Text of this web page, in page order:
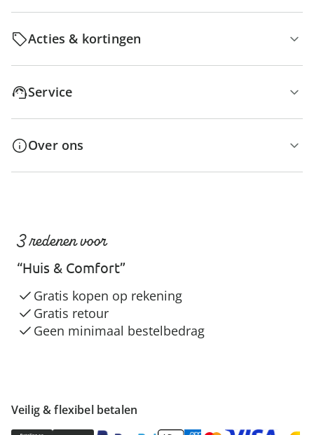
Acties & kortingen
Service
Over ons
Veilig & flexibel betalen
3 redenen voor
“Huis & Comfort”
Gratis kopen op rekening
Gratis retour
Geen minimaal bestelbedrag